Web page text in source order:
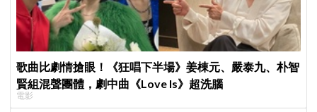
歌曲比劇情搶眼！《狂唱下半場》姜棟元、嚴泰九、朴智
賢組混聲團體，劇中曲《Love Is》超洗腦
電影